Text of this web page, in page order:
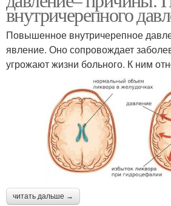
внутричерепного
Повышенное внутричерепное
явление. Оно сопровождает
угрожают жизни больного. К ним
читать дальше →